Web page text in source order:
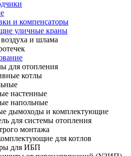
и компенсаторы
уличные краны
и шлама
для отопления
котлы
настенные
напольные
дымоходы и комплектующие
для системы отопления
монтажа
для котлов
для ИБП